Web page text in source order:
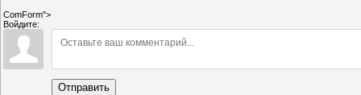
ComForm">
Войдите:
Отправить